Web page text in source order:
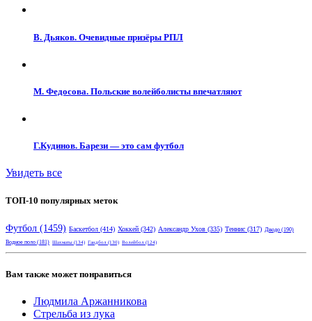
В. Дьяков. Очевидные призёры РПЛ
М. Федосова. Польские волейболисты впечатляют
Г.Кудинов. Барези — это сам футбол
Увидеть все
ТОП-10 популярных меток
Футбол (1459) Баскетбол (414) Хоккей (342) Александр Ухов (335) Теннис (317) Дзюдо (190)
Водное поло (181) Шахматы (134) Гандбол (130) Волейбол (124)
Вам также может понравиться
Людмила Аржанникова
Стрельба из лука